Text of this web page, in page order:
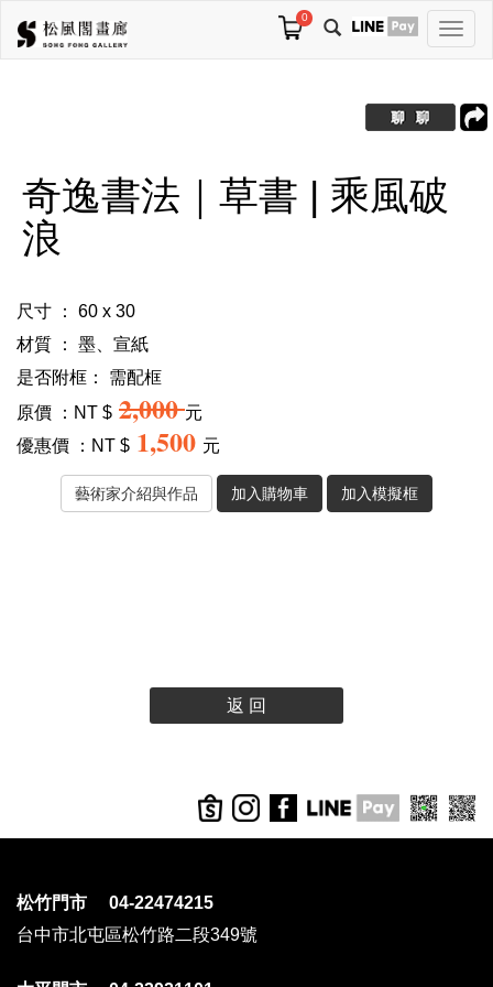
切
換
航
0
奇逸書法｜草書 | 乘風破
浪
尺寸 ： 60 x 30
材質 ： 墨、宣紙
是否附框：
需配框
原價 ：NT $ 2,000元
優惠價 ：NT $ 1,500 元
返 回
松竹門市 04-22474215
台中市北屯區松竹路二段349號